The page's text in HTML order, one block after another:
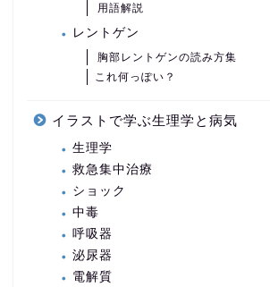
用語解説
レントゲン
胸部レントゲンの読み方集
これ何っぽい？
イラストで学ぶ生理学と病気
生理学
救急集中治療
ショック
中毒
呼吸器
泌尿器
電解質